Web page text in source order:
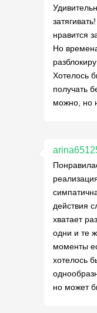
нравится
Но
Хотелось
получать
можно, но
действия
хватает
одни и те
моменты
хотелось
но может